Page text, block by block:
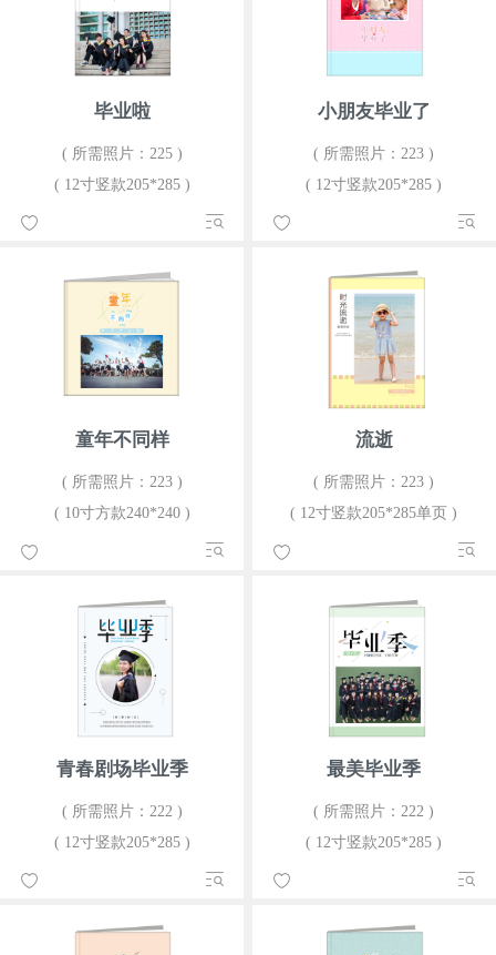
毕业啦
( 所需照片：225 )
( 12寸竖款205*285 )
小朋友毕业了
( 所需照片：223 )
( 12寸竖款205*285 )
童年不同样
( 所需照片：223 )
( 10寸方款240*240 )
流逝
( 所需照片：223 )
( 12寸竖款205*285单页 )
青春剧场毕业季
( 所需照片：222 )
( 12寸竖款205*285 )
最美毕业季
( 所需照片：222 )
( 12寸竖款205*285 )